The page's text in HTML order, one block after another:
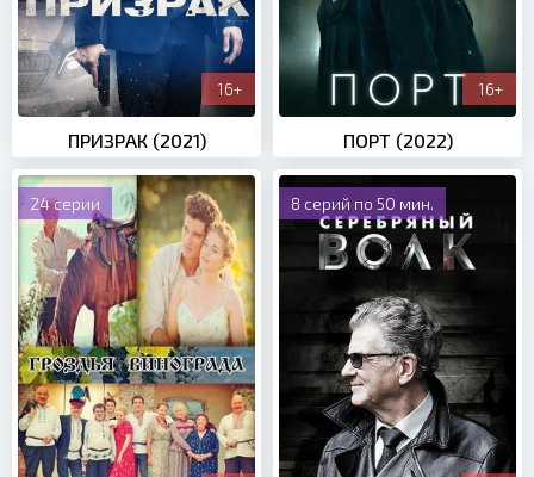
16+
ПРИЗРАК (2021)
16+
ПОРТ (2022)
24 серии 8 серий по 50 мин.